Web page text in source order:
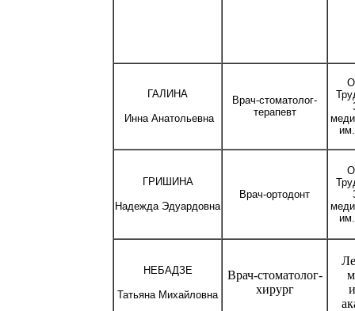
ГАЛИНА
Инна Анатольевна
Врач-стоматолог-
терапевт
ГРИШИНА
Надежда Эдуардовна
Врач-ортодонт
НЕБАДЗЕ
Татьяна Михайловна
Врач-стоматолог-
хирург